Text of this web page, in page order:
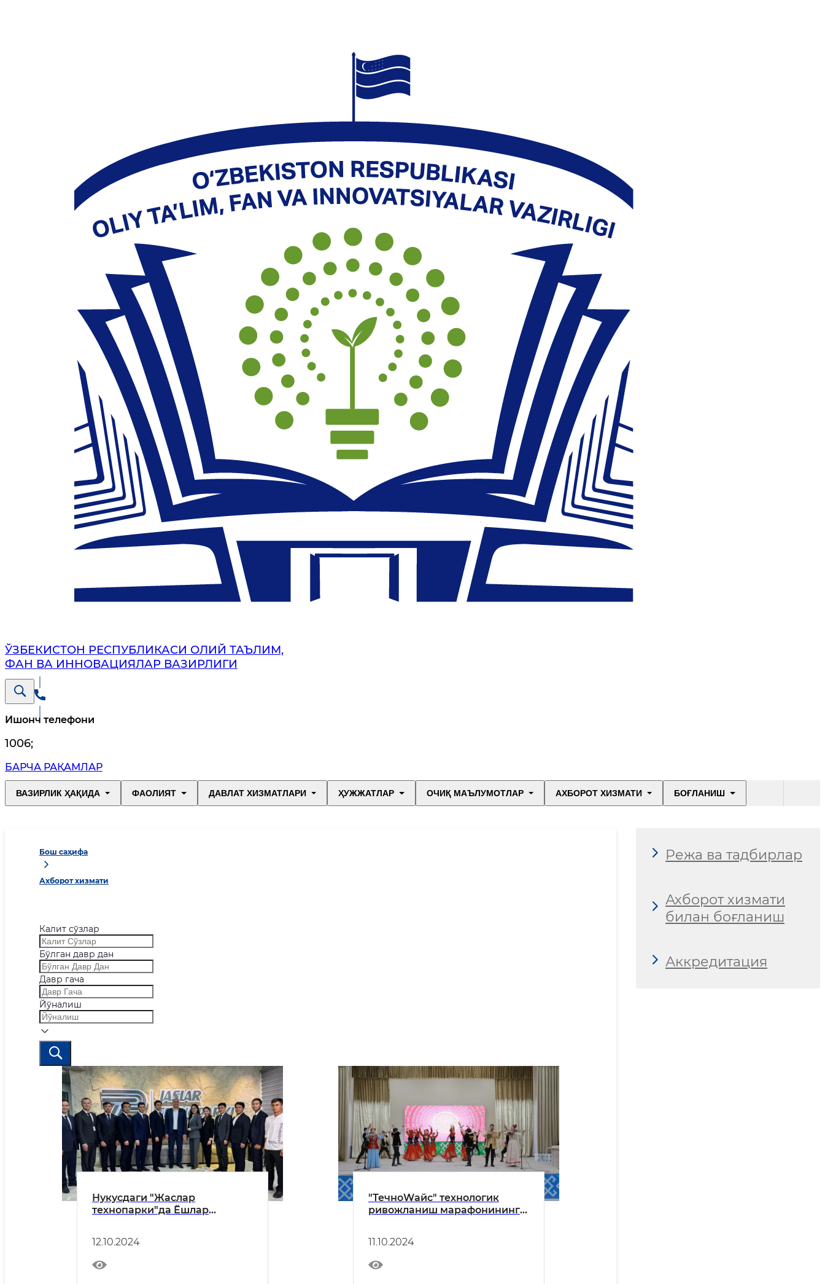
ЎЗБЕКИСТОН РЕСПУБЛИКАСИ ОЛИЙ ТАЪЛИМ,
ФАН ВА ИННОВАЦИЯЛАР ВАЗИРЛИГИ
Ишонч телефони
1006;
БАРЧА РАҚАМЛАР
ВАЗИРЛИК ҲАҚИДА ФАОЛИЯТ ДАВЛАТ ХИЗМАТЛАРИ ҲУЖЖАТЛАР ОЧИҚ МАЪЛУМОТЛАР АХБОРОТ ХИЗМАТИ БОҒЛАНИШ
Бош саҳифа
Ахборот хизмати
Калит сўзлар
Бўлган давр дан
Давр гача
Йўналиш
Нукусдаги "Жаслар
технопарки"да Ёшлар
12.10.2024
"ТечноWайс" технологик
ривожланиш марафонининг
11.10.2024
Режа ва тадбирлар
Ахборот хизмати
билан боғланиш
Аккредитация